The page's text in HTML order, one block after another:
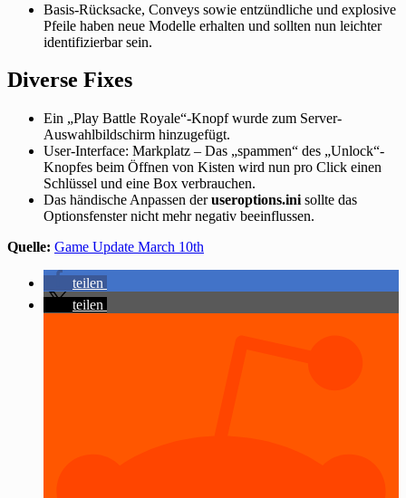
Basis-Rücksacke, Conveys sowie entzündliche und explosive
Pfeile haben neue Modelle erhalten und sollten nun leichter
identifizierbar sein.
Diverse Fixes
Ein „Play Battle Royale“-Knopf wurde zum Server-
Auswahlbildschirm hinzugefügt.
User-Interface: Markplatz – Das „spammen“ des „Unlock“-
Knopfes beim Öffnen von Kisten wird nun pro Click einen
Schlüssel und eine Box verbrauchen.
Das händische Anpassen deruseroptions.ini sollte das
Optionsfenster nicht mehr negativ beeinflussen.
Quelle: Game Update March 10th
teilen
teilen